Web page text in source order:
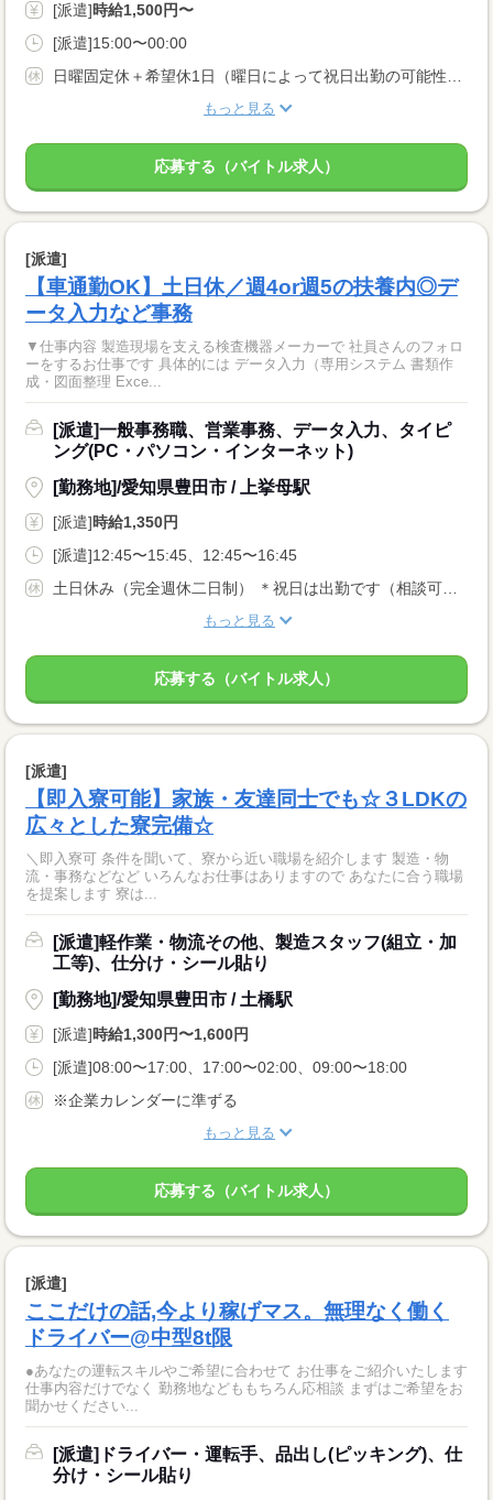
[派遣]時給1,500円〜
[派遣]15:00〜00:00
もっと見る
応募する（バイトル求人）
[派遣]
【車通勤OK】土日休／週4or週5の扶養内◎デ
ータ入力など事務
▼仕事内容 製造現場を支える検査機器メーカーで 社員さんのフォロ
ーをするお仕事です 具体的には データ入力（専用システム 書類作
成・図面整理 Exce...
[派遣]一般事務職、営業事務、データ入力、タイピ
ング(PC・パソコン・インターネット)
[勤務地]/愛知県豊田市 / 上挙母駅
[派遣]時給1,350円
[派遣]12:45〜15:45、12:45〜16:45
もっと見る
応募する（バイトル求人）
[派遣]
【即入寮可能】家族・友達同士でも☆３LDKの
広々とした寮完備☆
＼即入寮可 条件を聞いて、寮から近い職場を紹介します 製造・物
流・事務などなど いろんなお仕事はありますので あなたに合う職場
を提案します 寮は...
[派遣]軽作業・物流その他、製造スタッフ(組立・加
工等)、仕分け・シール貼り
[勤務地]/愛知県豊田市 / 土橋駅
[派遣]時給1,300円〜1,600円
[派遣]08:00〜17:00、17:00〜02:00、09:00〜18:00
※企業カレンダーに準ずる
もっと見る
応募する（バイトル求人）
[派遣]
ここだけの話,今より稼げマス。無理なく働く
ドライバー@中型8t限
●あなたの運転スキルやご希望に合わせて お仕事をご紹介いたします
仕事内容だけでなく 勤務地などももちろん応相談 まずはご希望をお
聞かせください...
[派遣]ドライバー・運転手、品出し(ピッキング)、仕
分け・シール貼り